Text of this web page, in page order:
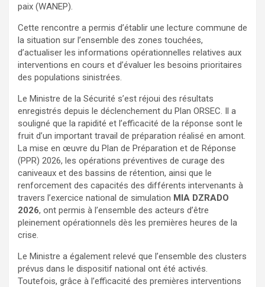
paix (WANEP).
Cette rencontre a permis d’établir une lecture commune de
la situation sur l’ensemble des zones touchées,
d’actualiser les informations opérationnelles relatives aux
interventions en cours et d’évaluer les besoins prioritaires
des populations sinistrées.
Le Ministre de la Sécurité s’est réjoui des résultats
enregistrés depuis le déclenchement du Plan ORSEC. Il a
souligné que la rapidité et l’efficacité de la réponse sont le
fruit d’un important travail de préparation réalisé en amont.
La mise en œuvre du Plan de Préparation et de Réponse
(PPR) 2026, les opérations préventives de curage des
caniveaux et des bassins de rétention, ainsi que le
renforcement des capacités des différents intervenants à
travers l’exercice national de simulation MIA DZRADO
2026, ont permis à l’ensemble des acteurs d’être
pleinement opérationnels dès les premières heures de la
crise.
Le Ministre a également relevé que l’ensemble des clusters
prévus dans le dispositif national ont été activés.
Toutefois, grâce à l’efficacité des premières interventions